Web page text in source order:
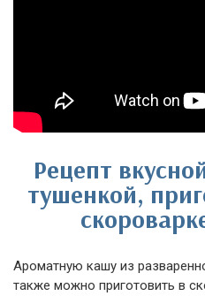
Рецепт
тушенкой,
Ароматную кашу из
также можно приготовить в